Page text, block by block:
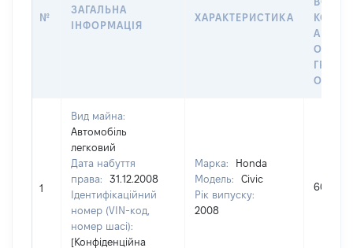
№
ЗАГАЛЬНА
ІНФОРМАЦІЯ
ХАРАКТЕРИСТИКА
АБО
1
Вид майна:
Автомобіль
легковий
Дата набуття
права:
31.12.2008
Ідентифікаційний
номер (VIN-код,
номер шасі):
[Конфіденційна
Марка:
Honda
Модель:
Civic
Рік випуску:
2008
60000